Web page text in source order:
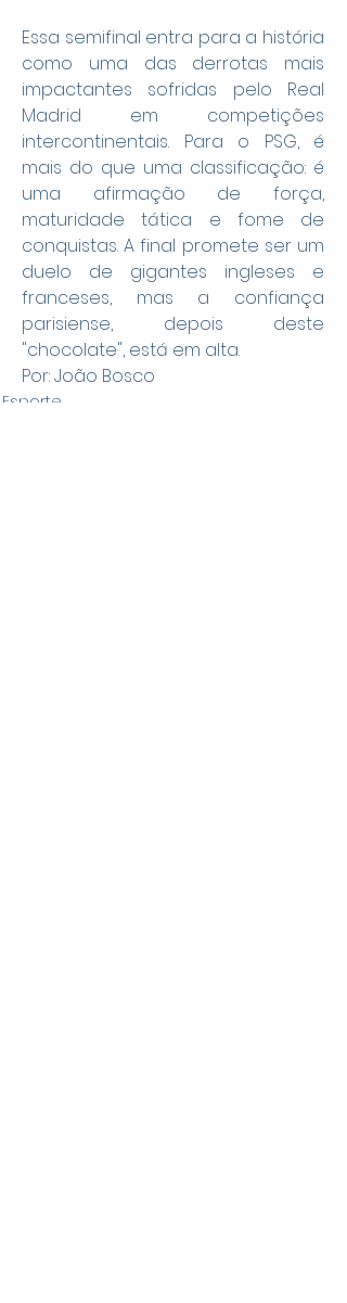
Essa semifinal entra para a história
como uma das derrotas mais
impactantes sofridas pelo Real
Madrid em competições
intercontinentais. Para o PSG, é
mais do que uma classificação: é
uma afirmação de força,
maturidade tática e fome de
conquistas. A final promete ser um
duelo de gigantes ingleses e
franceses, mas a confiança
parisiense, depois deste
"chocolate", está em alta.
Por: João Bosco
Esporte